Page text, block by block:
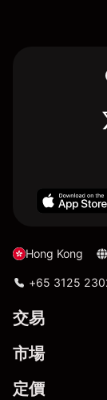
Hong Kong
+65 3125
交易
市場
定價